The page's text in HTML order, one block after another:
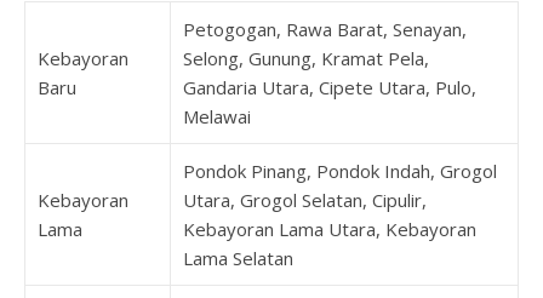
Kebayoran
Baru
Petogogan, Rawa Barat, Senayan,
Selong, Gunung, Kramat Pela,
Gandaria Utara, Cipete Utara, Pulo,
Melawai
Kebayoran
Lama
Pondok Pinang, Pondok Indah, Grogol
Utara, Grogol Selatan, Cipulir,
Kebayoran Lama Utara, Kebayoran
Lama Selatan